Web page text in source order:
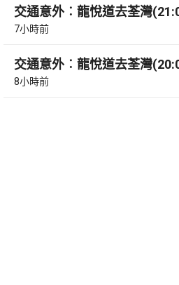
交通意外︰龍悅道去荃灣
7小時前
交通意外︰龍悅道去荃灣
8小時前